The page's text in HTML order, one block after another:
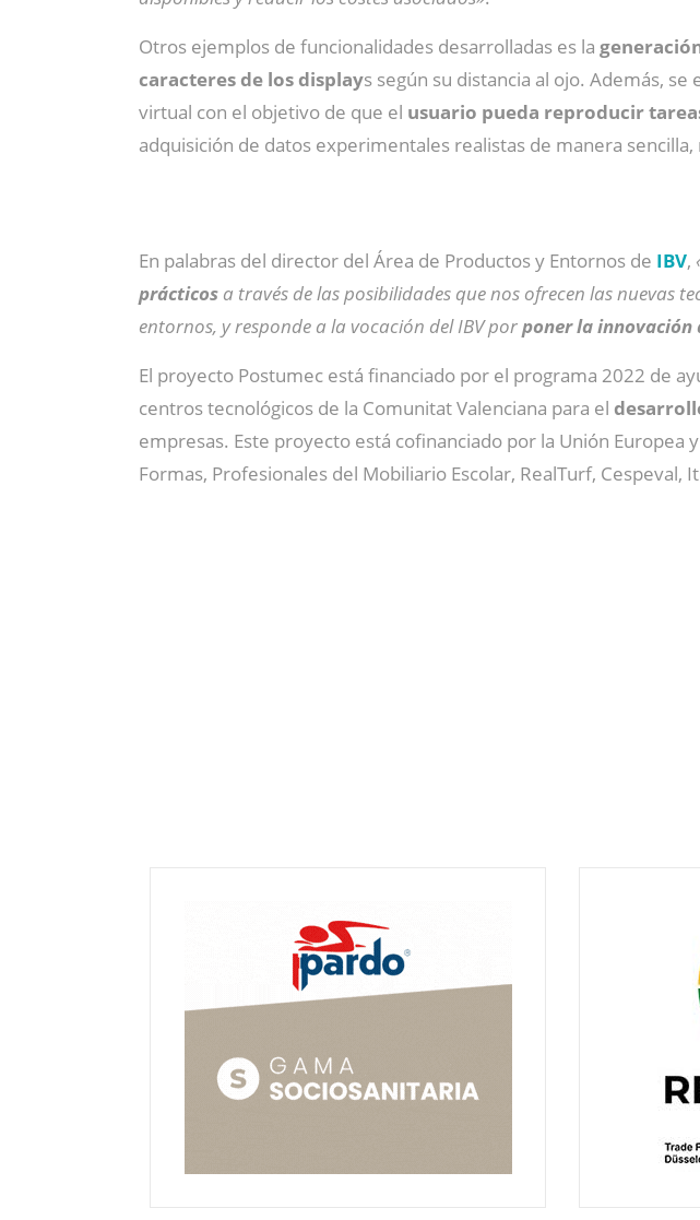
Otros ejemplos de funcionalidades desarrolladas es la
caracteres de los displays según su distancia al ojo. Además,
virtual con el objetivo de que el usuario pueda reproducir
adquisición de datos experimentales realistas de manera sencilla,
En palabras del director del Área de Productos y Entornos de IBV,
prácticos a través de las posibilidades que nos ofrecen las nuevas
entornos, y responde a la vocación del IBV porponer la innovación
El proyecto Postumec está financiado por el programa 2022 de
centros tecnológicos de la Comunitat Valenciana para el
empresas. Este proyecto está cofinanciado por la Unión Europea
Formas, Profesionales del Mobiliario Escolar, RealTurf,